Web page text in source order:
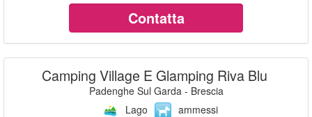
Contatta
Camping Village E Glamping Riva Blu
Padenghe Sul Garda - Brescia
Lago
ammessi